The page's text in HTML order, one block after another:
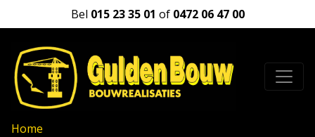
Bel 015 23 35 01 of 0472 06 47 00
Home